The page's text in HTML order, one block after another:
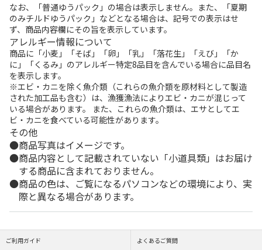
なお、「普通ゆうパック」の場合は表示しません。また、「夏期
のみチルドゆうパック」などとなる場合は、記号での表示はせ
ず、商品内容欄にその旨を表示しています。
アレルギー情報について
商品に「小麦」「そば」「卵」「乳」「落花生」「えび」「か
に」「くるみ」のアレルギー特定8品目を含んでいる場合に品目名
を表示します。
※エビ・カニを除く魚介類（これらの魚介類を原材料として製造
された加工品も含む）は、漁獲漁法によりエビ・カニが混じって
いる場合があります。 また、これらの魚介類は、エサとしてエ
ビ・カニを食べている可能性があります。
その他
商品写真はイメージです。
商品内容として記載されていない「小道具類」はお届け
する商品に含まれておりません。
商品の色は、ご覧になるパソコンなどの環境により、実
際と異なる場合があります。
ご利用ガイド よくあるご質問